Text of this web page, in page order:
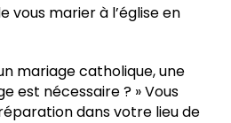
vous marier à l’église en
mariage catholique, une
est nécessaire ? » Vous
dans votre lieu de